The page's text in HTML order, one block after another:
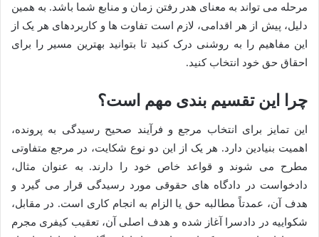
مرحله می تواند به معنای هدر رفتن زمان و منابع شما باشد. به همین
دلیل، پیش از هر اقدامی، لازم است تفاوت ها و کاربردهای هر یک از
این مفاهیم را به روشنی درک کنید تا بتوانید بهترین مسیر را برای
احقاق حق خود انتخاب کنید.
چرا این تقسیم بندی مهم است؟
این تمایز برای انتخاب مرجع و فرآیند صحیح رسیدگی به پرونده،
اهمیت بنیادین دارد. هر یک از این دو نوع شکایت، در مرجع متفاوتی
مطرح می شوند و قواعد خاص خود را دارند. به عنوان مثال،
دادخواست در دادگاه های حقوقی مورد رسیدگی قرار می گیرد و
هدف آن، عمدتاً مطالبه حق یا الزام به انجام کاری است. در مقابل،
شکواییه در دادسرا آغاز شده و هدف اصلی آن، تعقیب کیفری مجرم